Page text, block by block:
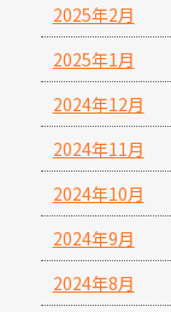
2025年2月
2025年1月
2024年12月
2024年11月
2024年10月
2024年9月
2024年8月